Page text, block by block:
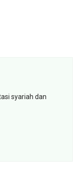
syariah dan